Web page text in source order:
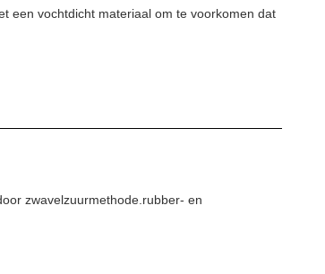
een vochtdicht materiaal om te voorkomen dat
zwavelzuurmethode.rubber- en